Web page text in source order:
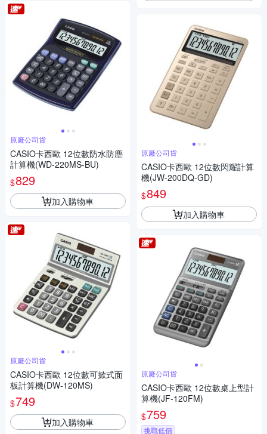
原廠公司貨
CASIO卡西歐 12位數防水防塵
計算機(WD-220MS-BU)
$829
加入購物車
原廠公司貨
CASIO卡西歐 12位數可掀式面
板計算機(DW-120MS)
$749
加入購物車
原廠公司貨
CASIO卡西歐 12位數閃耀計算
機(JW-200DQ-GD)
$849
加入購物車
原廠公司貨
CASIO卡西歐 12位數桌上型計
算機(JF-120FM)
$759
挑戰低價